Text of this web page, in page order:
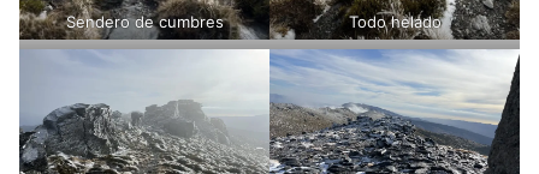
Sendero de cumbres Todo helado